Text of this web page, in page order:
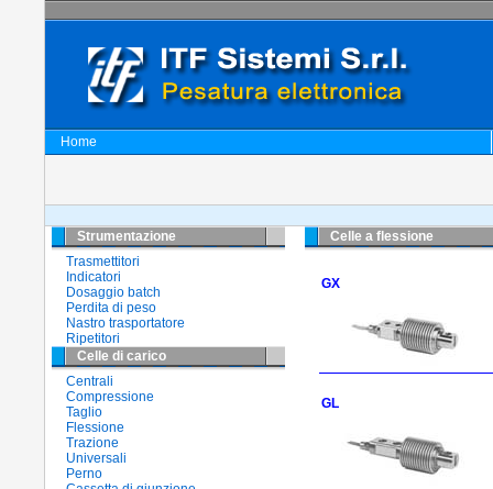
Home
Strumentazione
Trasmettitori
Indicatori
Dosaggio batch
Perdita di peso
Nastro trasportatore
Ripetitori
Celle di carico
Centrali
Compressione
Taglio
Flessione
Trazione
Universali
Perno
Celle a flessione
GX
GL